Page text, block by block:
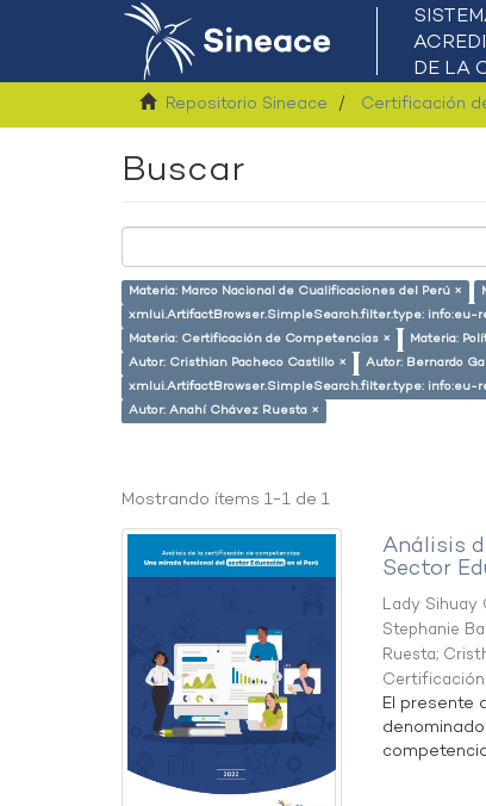
Repositorio Sineace Certificación
Buscar
Materia: Marco Nacional de Cualificaciones del Perú ×
xmlui.ArtifactBrowser.SimpleSearch.filter.type:
Materia: Certificación de Competencias ×
Materia:
Autor: Cristhian Pacheco Castillo ×
Autor: Bernardo
xmlui.ArtifactBrowser.SimpleSearch.filter.type:
Autor: Anahí Chávez Ruesta ×
Mostrando ítems 1-1 de 1
Análisis
Sector
Lady
Stephanie
Ruesta;
Certificación
El presente